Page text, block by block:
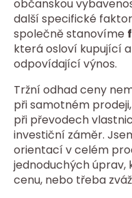
občanskou
další specifické
společně stanovíme
která osloví kupující
odpovídající výnos.
Tržní odhad ceny
při samotném
při převodech
investiční záměr.
orientací v celém
jednoduchých úprav,
cenu, nebo třeba